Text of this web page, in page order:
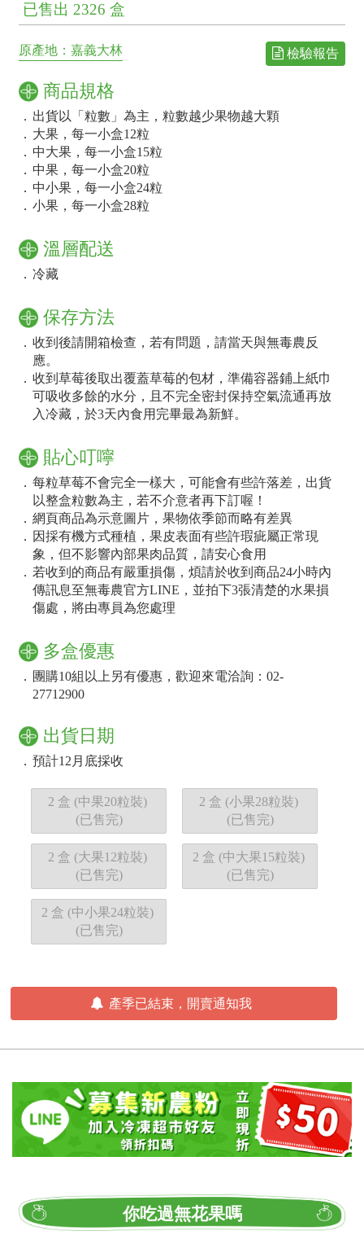
已售出 2326 盒
原產地：嘉義大林 檢驗報告
商品規格
． 出貨以「粒數」為主，粒數越少果物越大顆
． 大果，每一小盒12粒
． 中大果，每一小盒15粒
． 中果，每一小盒20粒
． 中小果，每一小盒24粒
． 小果，每一小盒28粒
溫層配送
． 冷藏
保存方法
． 收到後請開箱檢查，若有問題，請當天與無毒農反
應。
． 收到草莓後取出覆蓋草莓的包材，準備容器鋪上紙巾
可吸收多餘的水分，且不完全密封保持空氣流通再放
入冷藏，於3天內食用完畢最為新鮮。
貼心叮嚀
． 每粒草莓不會完全一樣大，可能會有些許落差，出貨
以整盒粒數為主，若不介意者再下訂喔！
． 網頁商品為示意圖片，果物依季節而略有差異
． 因採有機方式種植，果皮表面有些許瑕疵屬正常現
象，但不影響內部果肉品質，請安心食用
． 若收到的商品有嚴重損傷，煩請於收到商品24小時內
傳訊息至無毒農官方LINE，並拍下3張清楚的水果損
傷處，將由專員為您處理
多盒優惠
． 團購10組以上另有優惠，歡迎來電洽詢：02-
27712900
出貨日期
． 預計12月底採收
2 盒 (中果20粒裝)
(已售完)
2 盒 (小果28粒裝)
(已售完)
2 盒 (大果12粒裝)
(已售完)
2 盒 (中大果15粒裝)
(已售完)
2 盒 (中小果24粒裝)
(已售完)
產季已結束，開賣通知我
你吃過無花果嗎